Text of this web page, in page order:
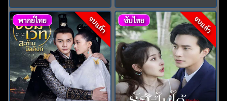
จบแล้ว
พากย์ไทย จบแล้ว
ซับไทย